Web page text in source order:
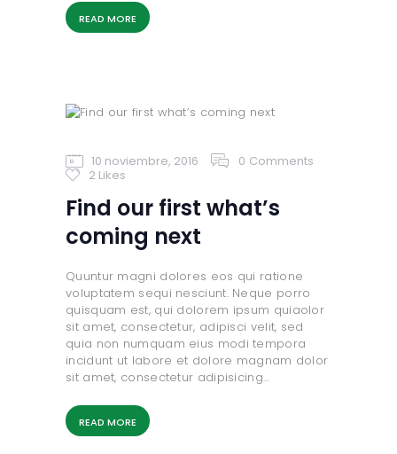
READ MORE
10 noviembre, 2016 0 Comments
2 Likes
Find our first what’s
coming next
Quuntur magni dolores eos qui ratione
voluptatem sequi nesciunt. Neque porro
quisquam est, qui dolorem ipsum quiaolor
sit amet, consectetur, adipisci velit, sed
quia non numquam eius modi tempora
incidunt ut labore et dolore magnam dolor
sit amet, consectetur adipisicing…
READ MORE